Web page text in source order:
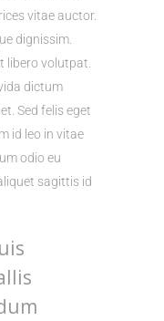
vitae auctor.
dignissim.
libero volutpat.
dictum
Sed felis eget
id leo in vitae
odio eu
sagittis id